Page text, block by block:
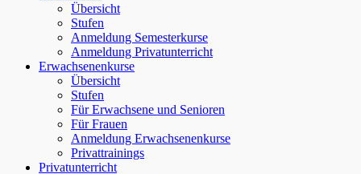
Übersicht
Stufen
Anmeldung Semesterkurse
Anmeldung Privatunterricht
Erwachsenenkurse
Übersicht
Stufen
Für Erwachsene und Senioren
Für Frauen
Anmeldung Erwachsenenkurse
Privattrainings
Privatunterricht